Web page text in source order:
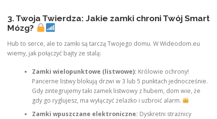
3. Twoja Twierdza: Jakie zamki chroni Twój Smart
Mózg?
Hub to serce, ale to zamki są tarczą Twojego domu. W Wideodom.eu
wiemy, jak połączyć bajty ze stalą:
Zamki wielopunktowe (listwowe): Królowie ochrony!
Pancerne listwy blokują drzwi w 3 lub 5 punktach jednocześnie.
Gdy zintegrujemy taki zamek listwowy z hubem, dom wie, że
gdy go ryglujesz, ma wyłączyć żelazko i uzbroić alarm.
Zamki wpuszczane elektroniczne: Dyskretni strażnicy